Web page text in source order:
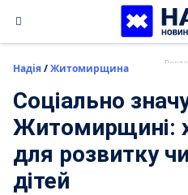
content
Надія/Житомирщина
Соціально
Житомирщині:
для розвитку чи
дітей